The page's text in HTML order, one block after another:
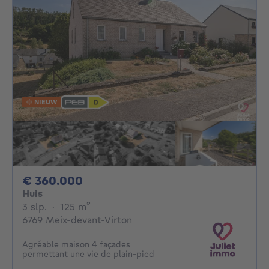
NIEUW
€ 360.000
Huis
3 slp. 3 slaapkamers
· 125 m²
6769 Meix-devant-Virton
Agréable maison 4 façades
permettant une vie de plain-pied